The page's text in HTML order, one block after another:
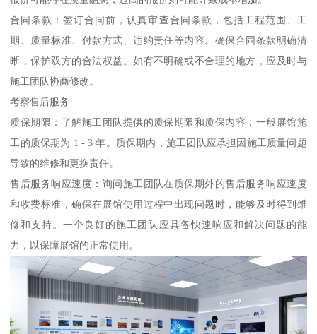
合同条款：签订合同前，认真审查合同条款，包括工程范围、工
期、质量标准、付款方式、违约责任等内容。确保合同条款明确清
晰，保护双方的合法权益。如有不明确或不合理的地方，应及时与
施工团队协商修改。
考察售后服务
质保期限：了解施工团队提供的质保期限和质保内容，一般展馆施
工的质保期为 1 - 3 年。质保期内，施工团队应承担因施工质量问题
导致的维修和更换责任。
售后服务响应速度：询问施工团队在质保期外的售后服务响应速度
和收费标准，确保在展馆使用过程中出现问题时，能够及时得到维
修和支持。一个良好的施工团队应具备快速响应和解决问题的能
力，以保障展馆的正常使用。